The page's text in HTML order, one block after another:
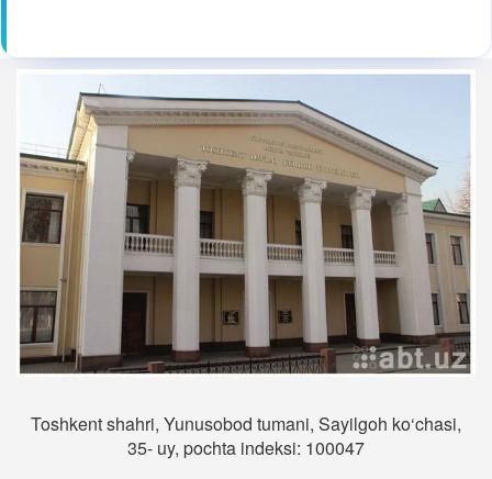
Toshkent shahri, Yunusobod tumani, Sayilgoh ko‘chasi,
35- uy, pochta indeksi: 100047